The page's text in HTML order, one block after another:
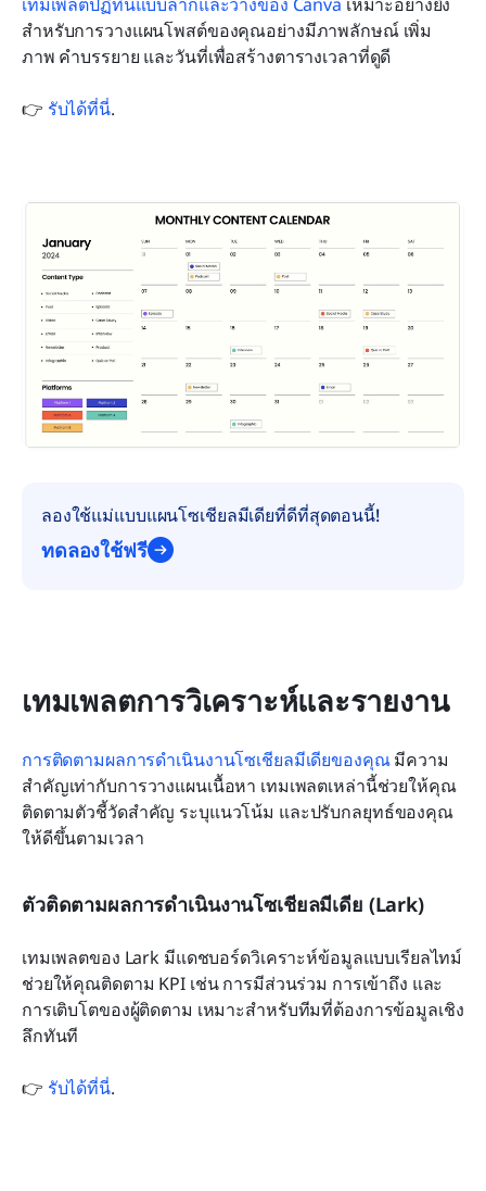
สำหรับการวางแผนโพสต์ของคุณอย่างมีภาพลักษณ์ เพิ่ม
ภาพ คำบรรยาย และวันที่เพื่อสร้างตารางเวลาที่ดูดี
👉 รับได้ที่นี่.
ลองใช้แม่แบบแผนโซเชียลมีเดียที่ดีที่สุดตอนนี้!
ทดลองใช้ฟรี
เทมเพลตการวิเคราะห์และรายงาน
การติดตามผลการดำเนินงานโซเชียลมีเดียของคุณ มีความ
สำคัญเท่ากับการวางแผนเนื้อหา เทมเพลตเหล่านี้ช่วยให้คุณ
ติดตามตัวชี้วัดสำคัญ ระบุแนวโน้ม และปรับกลยุทธ์ของคุณ
ให้ดีขึ้นตามเวลา
ตัวติดตามผลการดำเนินงานโซเชียลมีเดีย (Lark)
เทมเพลตของ Lark มีแดชบอร์ดวิเคราะห์ข้อมูลแบบเรียลไทม์
ช่วยให้คุณติดตาม KPI เช่น การมีส่วนร่วม การเข้าถึง และ
การเติบโตของผู้ติดตาม เหมาะสำหรับทีมที่ต้องการข้อมูลเชิง
ลึกทันที
👉 รับได้ที่นี่.